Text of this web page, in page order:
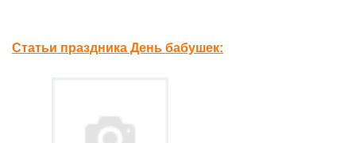
Статьи праздника День бабушек: